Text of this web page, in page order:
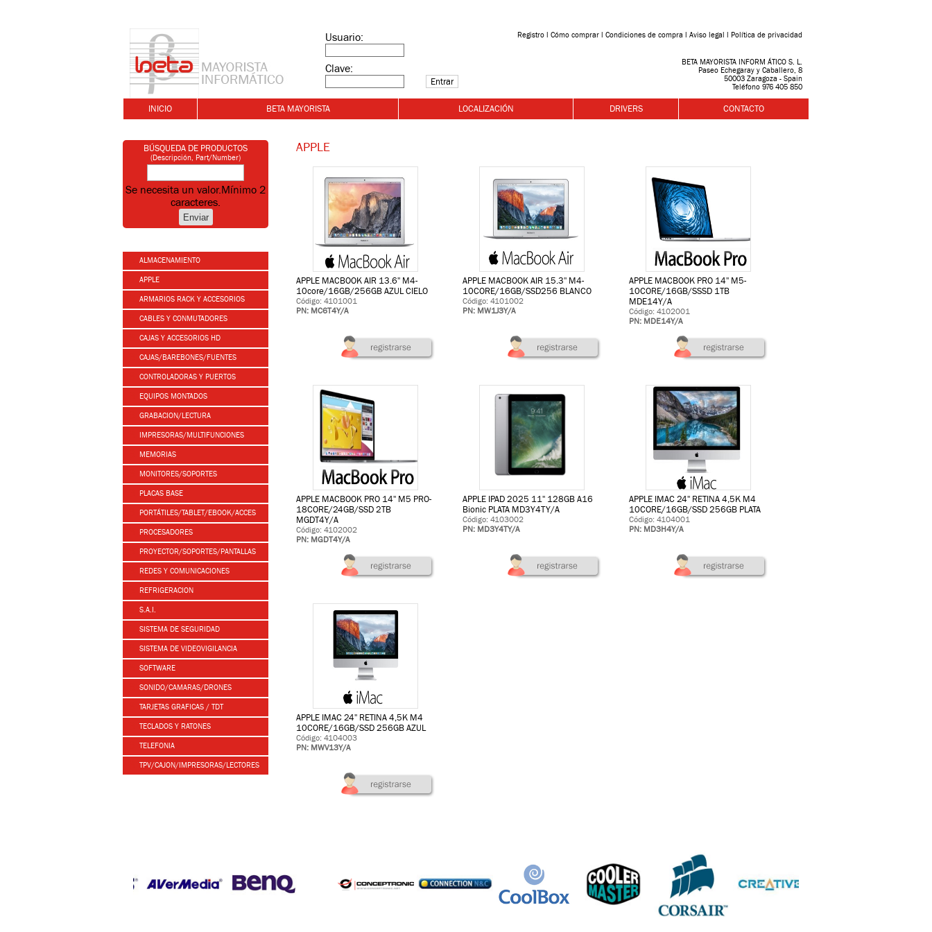
Usuario:
Clave:
Registro l Cómo comprar l Condiciones de compra l Aviso legal l Política de privacidad
BETA MAYORISTA INFORM ÁTICO S. L.
Paseo Echegaray y Caballero, 8
50003 Zaragoza - Spain
Teléfono 976 405 850
INICIO BETA MAYORISTA LOCALIZACIÓN DRIVERS CONTACTO
BÚSQUEDA DE PRODUCTOS
(Descripción, Part/Number)
Se necesita un valor.Mínimo 2
caracteres.
ALMACENAMIENTO
APPLE
ARMARIOS RACK Y ACCESORIOS
CABLES Y CONMUTADORES
CAJAS Y ACCESORIOS HD
CAJAS/BAREBONES/FUENTES
CONTROLADORAS Y PUERTOS
EQUIPOS MONTADOS
GRABACION/LECTURA
IMPRESORAS/MULTIFUNCIONES
MEMORIAS
MONITORES/SOPORTES
PLACAS BASE
PORTÁTILES/TABLET/EBOOK/ACCES
PROCESADORES
PROYECTOR/SOPORTES/PANTALLAS
REDES Y COMUNICACIONES
REFRIGERACION
S.A.I.
SISTEMA DE SEGURIDAD
SISTEMA DE VIDEOVIGILANCIA
SOFTWARE
SONIDO/CAMARAS/DRONES
TARJETAS GRAFICAS / TDT
TECLADOS Y RATONES
TELEFONIA
TPV/CAJON/IMPRESORAS/LECTORES
APPLE
APPLE MACBOOK AIR 13.6'' M4-
10core/16GB/256GB AZUL CIELO
Código: 4101001
PN: MC6T4Y/A
APPLE MACBOOK AIR 15.3'' M4-
10CORE/16GB/SSD256 BLANCO
Código: 4101002
PN: MW1J3Y/A
APPLE MACBOOK PRO 14'' M5-
10CORE/16GB/SSSD 1TB
MDE14Y/A
Código: 4102001
PN: MDE14Y/A
APPLE MACBOOK PRO 14'' M5 PRO-
18CORE/24GB/SSD 2TB
MGDT4Y/A
Código: 4102002
PN: MGDT4Y/A
APPLE IPAD 2025 11'' 128GB A16
Bionic PLATA MD3Y4TY/A
Código: 4103002
PN: MD3Y4TY/A
APPLE IMAC 24'' RETINA 4,5K M4
10CORE/16GB/SSD 256GB PLATA
Código: 4104001
PN: MD3H4Y/A
APPLE IMAC 24'' RETINA 4,5K M4
10CORE/16GB/SSD 256GB AZUL
Código: 4104003
PN: MWV13Y/A